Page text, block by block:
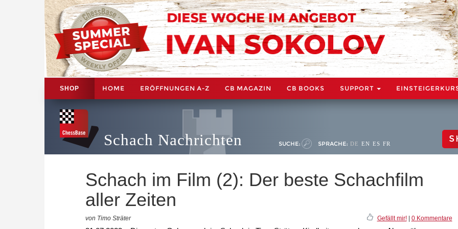
SHOP HOME ERÖFFNUNGEN A-Z CB MAGAZIN CB BOOKS SUPPORT
Schach Nachrichten SUCHE: SPRACHE: DE EN ES FR
Schach im Film (2): Der beste Schachfilm
aller Zeiten
von Timo Sträter Gefällt mir!| 0 Kommentare